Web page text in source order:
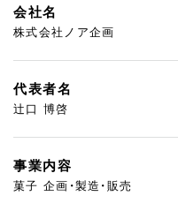
会社名
株式会社ノア企画
代表者名
辻口 博啓
事業内容
菓子 企画・製造・販売